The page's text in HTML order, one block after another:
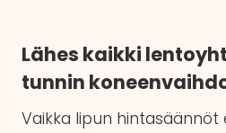
Lähes kaikki
tunnin
Vaikka lipun hintasäännöt